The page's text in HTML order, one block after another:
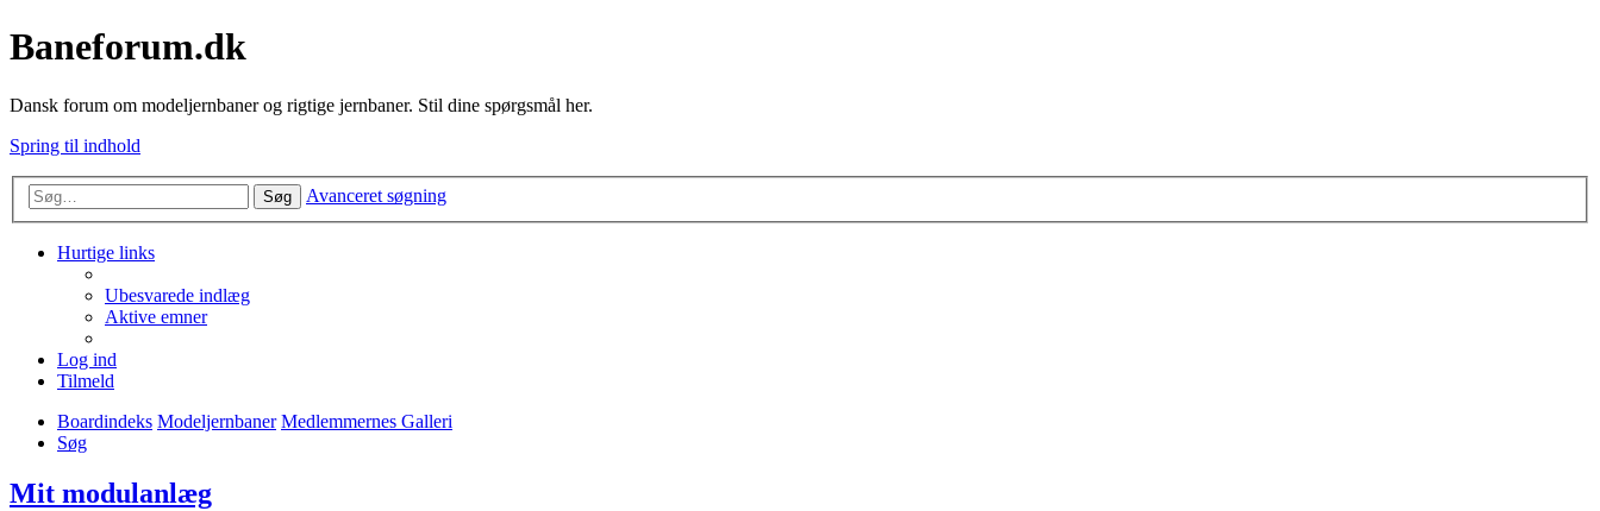
Baneforum.dk
Dansk forum om modeljernbaner og rigtige jernbaner. Stil dine spørgsmål her.
Spring til indhold
Søg Avanceret søgning
Hurtige links
Ubesvarede indlæg
Aktive emner
Log ind
Tilmeld
Boardindeks Modeljernbaner Medlemmernes Galleri
Søg
Mit modulanlæg